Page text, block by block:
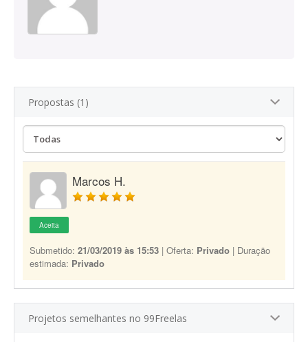
Propostas (1)
Marcos H.
Aceita
Submetido: 21/03/2019 às 15:53 | Oferta: Privado | Duração
estimada: Privado
Projetos semelhantes no 99Freelas